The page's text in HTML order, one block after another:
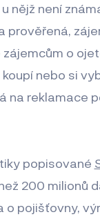
nějž není
o
nebo si
na reklamace
popisované
200 milionů
o pojišťovny,